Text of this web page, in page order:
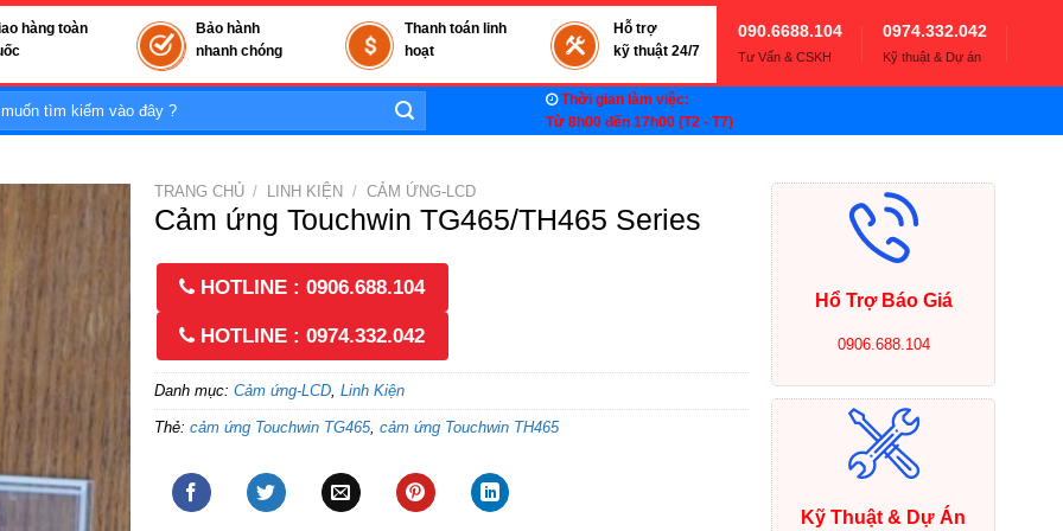
hàng toàn
Bảo hành
nhanh chóng
Thanh toán linh
hoạt
Hỗ trợ
kỹ thuật 24/7
090.6688.104
Tư Vấn & CSKH
0974.332.042
Kỹ thuật & Dự án
Thời gian làm việc:
Từ 8h00 đến 17h00 (T2 - T7)
TRANG CHỦ / LINH KIỆN / CẢM ỨNG-LCD
Cảm ứng Touchwin TG465/TH465 Series
HOTLINE : 0906.688.104
HOTLINE : 0974.332.042
Danh mục: Cảm ứng-LCD, Linh Kiện
Thẻ: cảm ứng Touchwin TG465, cảm ứng Touchwin TH465
Hổ Trợ Báo Giá
0906.688.104
Kỹ Thuật & Dự Án